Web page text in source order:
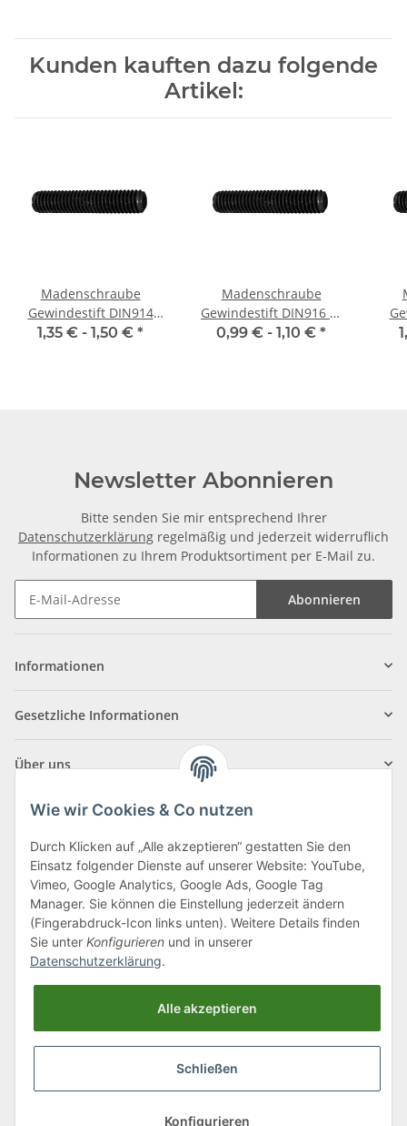
Kunden kauften dazu folgende
Artikel:
Madenschraube
Gewindestift DIN914
M3x 5 Spitze 10x
1,35 € - 1,50 € *
Madenschraube
Gewindestift DIN916 M
3x 4 Ringschneide 10x
0,99 € - 1,10 € *
Newsletter Abonnieren
Bitte senden Sie mir entsprechend Ihrer
Datenschutzerklärung regelmäßig und jederzeit widerruflich
Informationen zu Ihrem Produktsortiment per E-Mail zu.
Abonnieren
Informationen
Gesetzliche Informationen
Über uns
Klagenfurter Straße 29
9556 Liebenfels
Montag bis Donnerstag: 8:00 bis 16:30 Uhr
Freitag: 8:00 bis 12:00 Uhr
Tel.:0043 (0) 4262 50900
office@cncshop.at
* Alle Preise inkl. gesetzlicher USt., zzgl.Versand, zzgl.
Wie wir Cookies & Co nutzen
Durch Klicken auf „Alle akzeptieren“ gestatten Sie den
Einsatz folgender Dienste auf unserer Website: YouTube,
Vimeo, Google Analytics, Google Ads, Google Tag
Manager. Sie können die Einstellung jederzeit ändern
(Fingerabdruck-Icon links unten). Weitere Details finden
Sie unter Konfigurieren und in unserer
Datenschutzerklärung.
Alle akzeptieren
Schließen
Konfigurieren